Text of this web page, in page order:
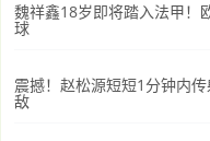
魏祥鑫18岁即将踏入法甲！
球
震撼！赵松源短短1分钟内
敌